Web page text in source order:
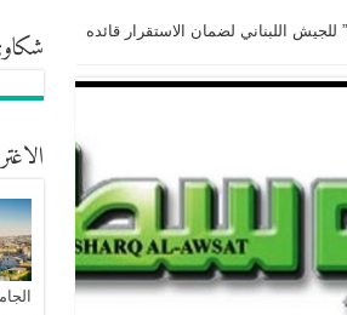
اللبناني لضمان الاستقرار قائده